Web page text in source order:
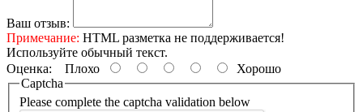
Ваш отзыв:
Примечание: HTML разметка не поддерживается!
Используйте обычный текст.
Оценка: Плохо
Хорошо
Captcha
Please complete the captcha validation below